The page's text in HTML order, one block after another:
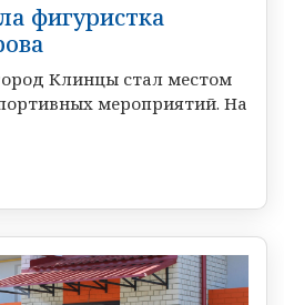
фигуристка
Клинцы стал местом
мероприятий. На